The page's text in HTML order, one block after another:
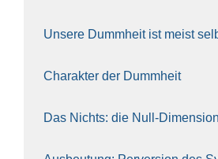
Unse­re Dumm­heit ist meist
Cha­rak­ter der Dumm­heit
Das Nichts: die Null-Dimen­si­on